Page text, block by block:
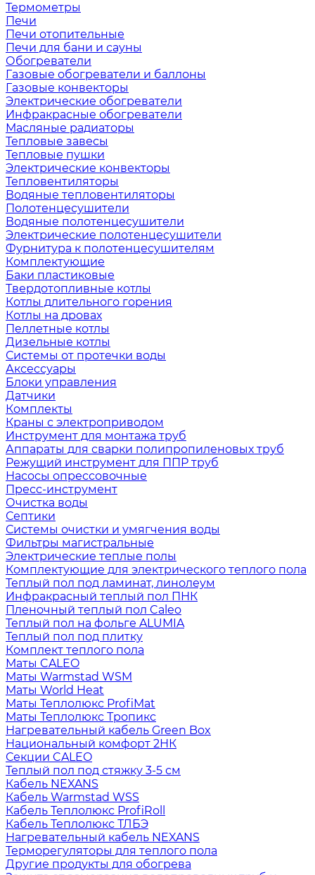
Термометры
Печи
Печи отопительные
Печи для бани и сауны
Обогреватели
Газовые обогреватели и баллоны
Газовые конвекторы
Электрические обогреватели
Инфракрасные обогреватели
Масляные радиаторы
Тепловые завесы
Тепловые пушки
Электрические конвекторы
Тепловентиляторы
Водяные тепловентиляторы
Полотенцесушители
Водяные полотенцесушители
Электрические полотенцесушители
Фурнитура к полотенцесушителям
Комплектующие
Баки пластиковые
Твердотопливные котлы
Котлы длительного горения
Котлы на дровах
Пеллетные котлы
Дизельные котлы
Системы от протечки воды
Аксессуары
Блоки управления
Датчики
Комплекты
Краны с электроприводом
Инструмент для монтажа труб
Аппараты для сварки полипропиленовых труб
Режущий инструмент для ППР труб
Насосы опрессовочные
Пресс-инструмент
Очистка воды
Септики
Системы очистки и умягчения воды
Фильтры магистральные
Электрические теплые полы
Комплектующие для электрического теплого пола
Теплый пол под ламинат, линолеум
Инфракрасный теплый пол ПНК
Пленочный теплый пол Caleo
Теплый пол на фольге ALUMIA
Теплый пол под плитку
Комплект теплого пола
Маты CALEO
Маты Warmstad WSM
Маты World Heat
Маты Теплолюкс ProfiMat
Маты Теплолюкс Тропикс
Нагревательный кабель Green Box
Национальный комфорт 2НК
Секции CALEO
Теплый пол под стяжку 3-5 см
Кабель NEXANS
Кабель Warmstad WSS
Кабель Теплолюкс ProfiRoll
Кабель Теплолюкс ТЛБЭ
Нагревательный кабель NEXANS
Терморегуляторы для теплого пола
Другие продукты для обогрева